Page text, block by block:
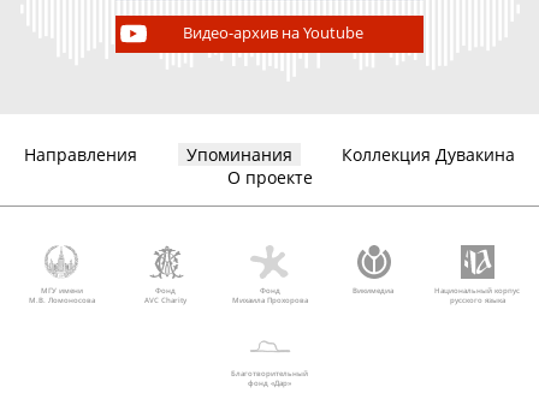
Видео-архив на Youtube
Направления Упоминания
Коллекция Дувакина
О проекте
МГУ имени
М.В. Ломоносова
Фонд
AVC Charity
Фонд
Михаила Прохорова
Викимедиа
Национальный корпус
русского языка
Благотворительный
фонд «Дар»